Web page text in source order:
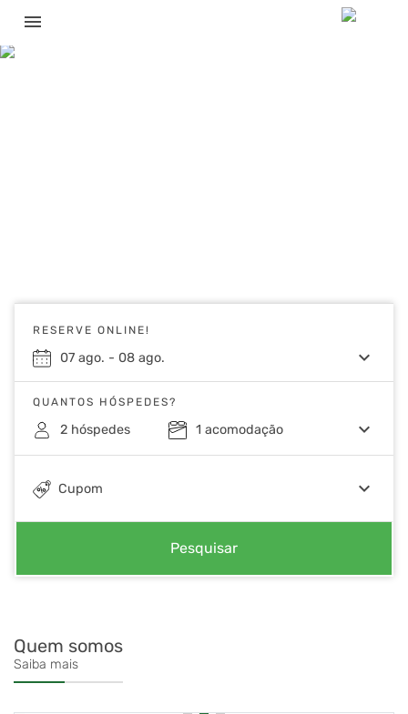
menu
RESERVE ONLINE!
07 ago. - 08 ago. keyboard_arrow_down
QUANTOS HÓSPEDES?
2 hóspedes 1 acomodação keyboard_arrow_down
Cupom keyboard_arrow_down
Pesquisar
Quem somos
Saiba mais